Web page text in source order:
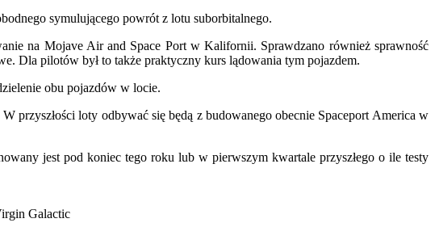
symulującego powrót z lotu suborbitalnego.
na Mojave Air and Space Port w Kalifornii. Sprawdzano również sprawność
Dla pilotów był to także praktyczny kurs lądowania tym pojazdem.
obu pojazdów w locie.
przyszłości loty odbywać się będą z budowanego obecnie Spaceport America w
jest pod koniec tego roku lub w pierwszym kwartale przyszłego o ile testy
Galactic